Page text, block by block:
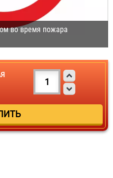
во время пожара